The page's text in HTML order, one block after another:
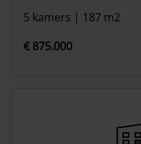
5 kamers | 187 m2
€ 875.000